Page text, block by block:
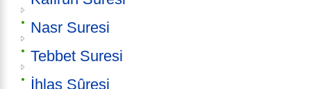
Nasr Suresi
Tebbet Suresi
İhlas Sûresi